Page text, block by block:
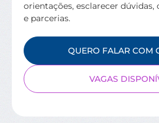
orientações, esclarecer
e parcerias.
QUERO FALAR COM
VAGAS